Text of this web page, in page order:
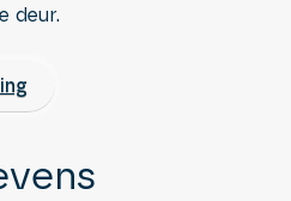
deur.